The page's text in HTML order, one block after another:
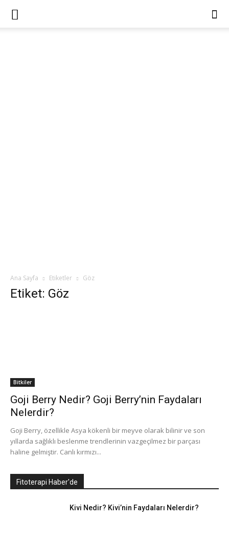
Ana Sayfa Etiketler Göz
Etiket: Göz
Bitkiler
Goji Berry Nedir? Goji Berry’nin Faydaları
Nelerdir?
Goji Berry, özellikle Asya kökenli bir meyve olarak bilinir ve son
yıllarda sağlıklı beslenme trendlerinin vazgeçilmez bir parçası
haline gelmiştir. Canlı kırmızı...
Fitoterapi Haber'de
Kivi Nedir? Kivi’nin Faydaları Nelerdir?